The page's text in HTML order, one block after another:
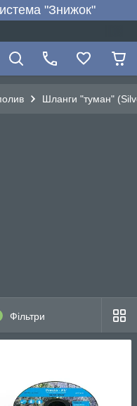
"Знижок"
Шланги "туман"
Фільтри